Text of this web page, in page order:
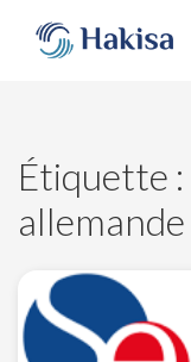
contenu
Étiquette :
allemande